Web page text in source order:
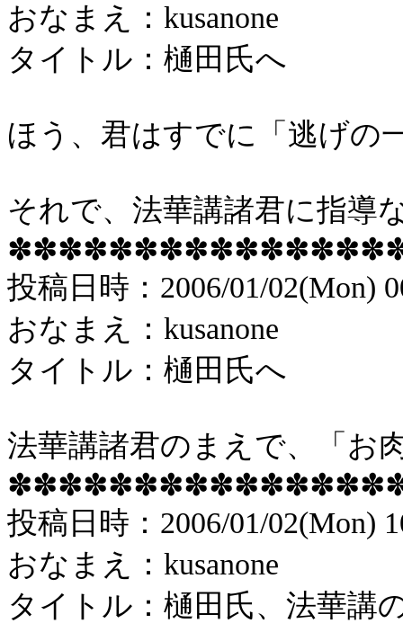
おなまえ： kusanone
タイトル：樋田氏へ
ほう、君はすでに「逃げの
それで、法華講諸君に指導
投稿 日時： 2006/01/02(Mon)
おなまえ： kusanone
タイトル：樋田氏へ
法華講諸君のまえで、「お
投稿 日時： 2006/01/02(Mon)
おなまえ： kusanone
タイトル：樋田氏、法華講